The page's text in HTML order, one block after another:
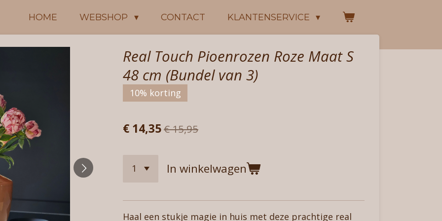
HOME WEBSHOP CONTACT KLANTENSERVICE
Real Touch Pioenrozen Roze Maat S
48 cm (Bundel van 3)
10% korting
€ 14,35€ 15,95
In winkelwagen
Haal een stukje magie in huis met deze prachtige real